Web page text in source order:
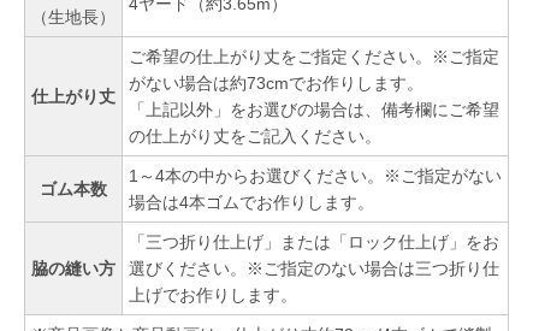
（生地長）
仕上がり丈
ご希望の仕上がり丈をご指定ください。※ご指定
がない場合は約73cmでお作りします。
「上記以外」をお選びの場合は、備考欄にご希望
の仕上がり丈をご記入ください。
ゴム本数
1～4本の中からお選びください。※ご指定がない
場合は4本ゴムでお作りします。
脇の縫い方
「三つ折り仕上げ」または「ロック仕上げ」をお
選びください。※ご指定のない場合は三つ折り仕
上げでお作りします。